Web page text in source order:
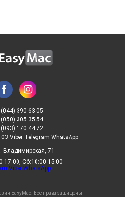
390 63 05
305 35 54
170 44 72
Viber Telegram WhatsApp
Владимирская, 71
17:00, Сб:10:00-15:00
Viber WhatsApp
EasyMac. Все права защищены